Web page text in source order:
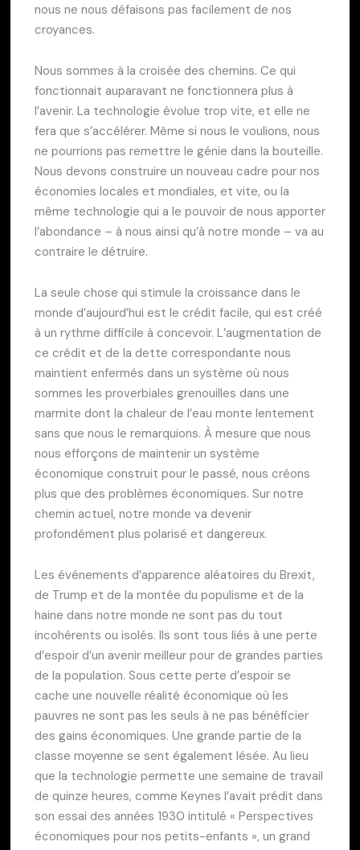
nous ne nous défaisons pas facilement de nos
croyances.
Nous sommes à la croisée des chemins. Ce qui
fonctionnait auparavant ne fonctionnera plus à
l’avenir. La technologie évolue trop vite, et elle ne
fera que s’accélérer. Même si nous le voulions, nous
ne pourrions pas remettre le génie dans la bouteille.
Nous devons construire un nouveau cadre pour nos
économies locales et mondiales, et vite, ou la
même technologie qui a le pouvoir de nous apporter
l’abondance – à nous ainsi qu’à notre monde – va au
contraire le détruire.
La seule chose qui stimule la croissance dans le
monde d’aujourd’hui est le crédit facile, qui est créé
à un rythme difficile à concevoir. L’augmentation de
ce crédit et de la dette correspondante nous
maintient enfermés dans un système où nous
sommes les proverbiales grenouilles dans une
marmite dont la chaleur de l’eau monte lentement
sans que nous le remarquions. À mesure que nous
nous efforçons de maintenir un système
économique construit pour le passé, nous créons
plus que des problèmes économiques. Sur notre
chemin actuel, notre monde va devenir
profondément plus polarisé et dangereux.
Les événements d’apparence aléatoires du Brexit,
de Trump et de la montée du populisme et de la
haine dans notre monde ne sont pas du tout
incohérents ou isolés. Ils sont tous liés à une perte
d’espoir d’un avenir meilleur pour de grandes parties
de la population. Sous cette perte d’espoir se
cache une nouvelle réalité économique où les
pauvres ne sont pas les seuls à ne pas bénéficier
des gains économiques. Une grande partie de la
classe moyenne se sent également lésée. Au lieu
que la technologie permette une semaine de travail
de quinze heures, comme Keynes l’avait prédit dans
son essai des années 1930 intitulé « Perspectives
économiques pour nos petits-enfants », un grand